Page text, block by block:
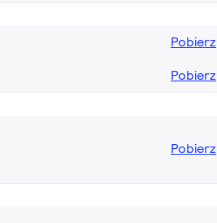
Pobierz
Pobierz
Pobierz